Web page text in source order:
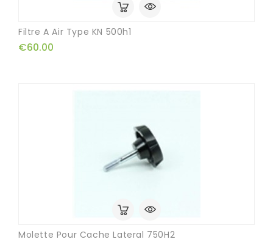
Filtre A Air Type KN 500h1
€60.00
Molette Pour Cache Lateral 750H2